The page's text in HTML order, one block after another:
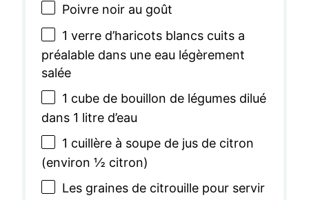
Poivre noir au goût
1 verre d’haricots blancs cuits a
préalable dans une eau légèrement
salée
1 cube de bouillon de légumes dilué
dans 1 litre d’eau
1 cuillère à soupe de jus de citron
(environ ½ citron)
Les graines de citrouille pour servir